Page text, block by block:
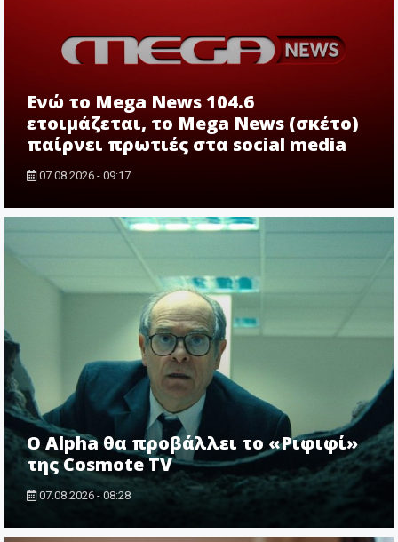
Ενώ το Mega News 104.6
ετοιμάζεται, το Mega News (σκέτο)
παίρνει πρωτιές στα social media
07.08.2026 - 09:17
Ο Alpha θα προβάλλει το «Ριφιφί»
της Cosmote TV
07.08.2026 - 08:28